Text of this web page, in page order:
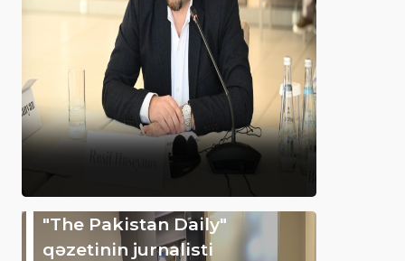
"The Pakistan Daily"
qəzetinin jurnalisti